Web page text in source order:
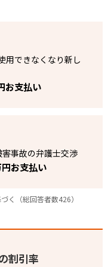
用できなくなり新し
お支払い
事故の弁護士交渉
お支払い
く（総回答者数426）
割引率